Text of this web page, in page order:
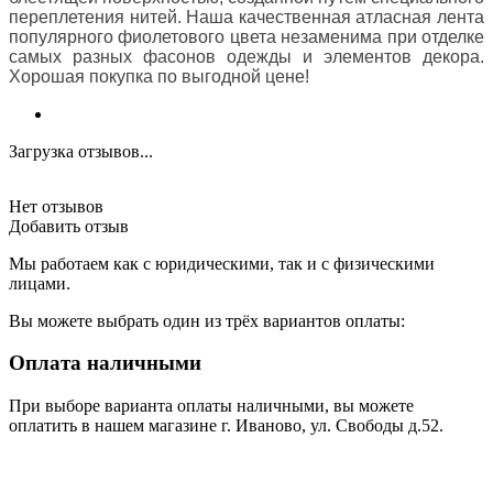
переплетения нитей. Наша качественная атласная лента
популярного фиолетового цвета незаменима при отделке
самых разных фасонов одежды и элементов декора.
Хорошая покупка по выгодной цене!
Загрузка отзывов...
Нет отзывов
Добавить отзыв
Мы работаем как с юридическими, так и с физическими
лицами.
Вы можете выбрать один из трёх вариантов оплаты:
Оплата наличными
При выборе варианта оплаты наличными, вы можете
оплатить в нашем магазине г. Иваново, ул. Свободы д.52.